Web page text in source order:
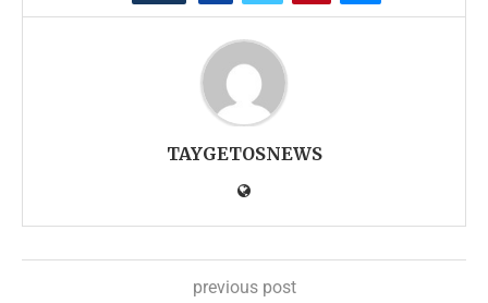
TAYGETOSNEWS
previous post